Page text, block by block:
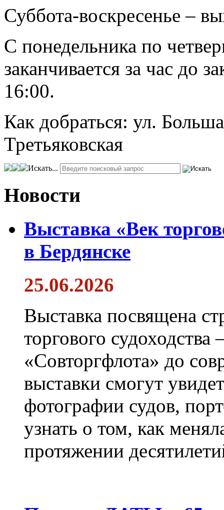
Суббота-воскресенье –
С понедельника по
заканчивается за час до
16:00.
Как добраться: ул.
Третьяковская
Искать...
Новости
Выставка «Век
в Бердянске
25.06.2026
Выставка посвящена
торгового
«Совторгфлота» до
выставки смогут
фотографии судов,
узнать о том, как
протяжении